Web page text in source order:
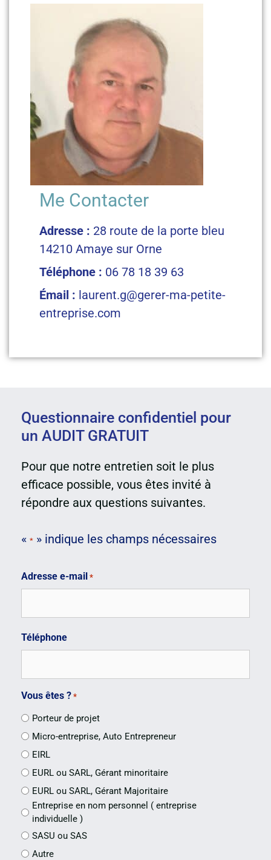
Me Contacter
Adresse : 28 route de la porte bleu
14210 Amaye sur Orne
Téléphone : 06 78 18 39 63
Émail : laurent.g@gerer-ma-petite-
entreprise.com
Questionnaire confidentiel pour
un AUDIT GRATUIT
Pour que notre entretien soit le plus
efficace possible, vous êtes invité à
répondre aux questions suivantes.
« * » indique les champs nécessaires
Adresse e-mail *
Téléphone
Vous êtes ? *
Porteur de projet
Micro-entreprise, Auto Entrepreneur
EIRL
EURL ou SARL, Gérant minoritaire
EURL ou SARL, Gérant Majoritaire
Entreprise en nom personnel ( entreprise
individuelle )
SASU ou SAS
Autre